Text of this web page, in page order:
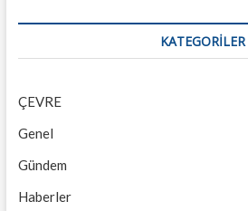
KATEGORILER
ÇEVRE
Genel
Gündem
Haberler